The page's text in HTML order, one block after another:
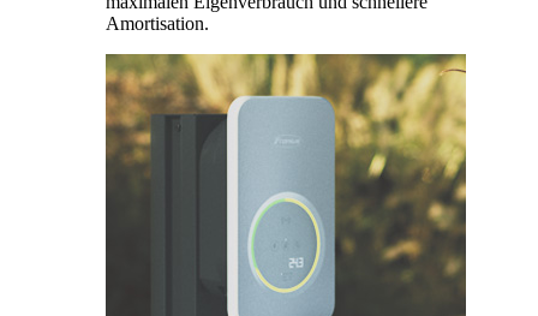
Amortisation.